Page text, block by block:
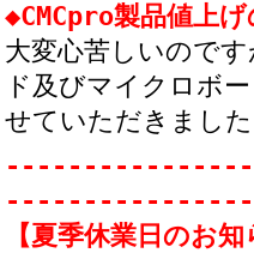
◆CMCpro製品値上
大変心苦しいので
ド及びマイクロボ
せていただきまし
【夏季休業日のお